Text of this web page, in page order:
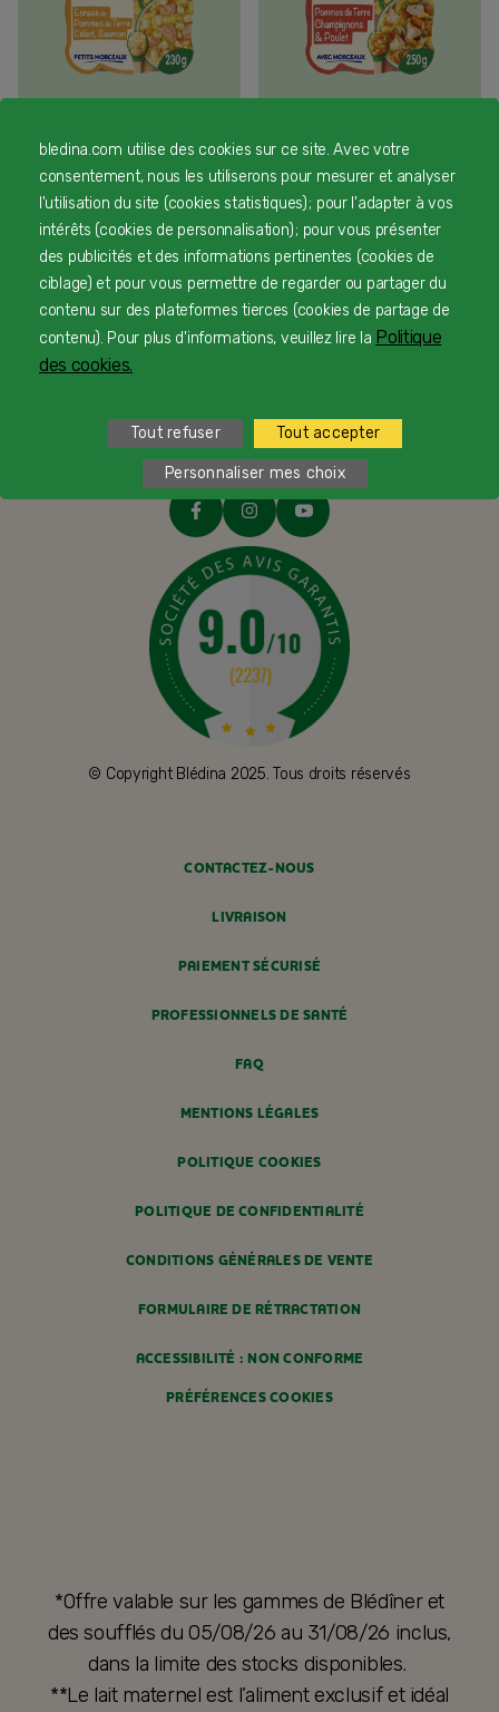
Pommes de terre, Céleri,
Saumon à la Scandinave -
Lot x9
19,00 €
pommes de terre,
champignons et poulet à
l'ancienne - Lot x9
19,17 €
« ‹ 1
© Copyright Blédina 2025. Tous droits réservés
CONTACTEZ-NOUS
LIVRAISON
PAIEMENT SÉCURISÉ
PROFESSIONNELS DE SANTÉ
FAQ
MENTIONS LÉGALES
POLITIQUE COOKIES
POLITIQUE DE CONFIDENTIALITÉ
CONDITIONS GÉNÉRALES DE VENTE
FORMULAIRE DE RÉTRACTATION
ACCESSIBILITÉ : NON CONFORME
PRÉFÉRENCES COOKIES
*Offre valable sur les gammes de Blédîner et
des soufflés du 05/08/26 au 31/08/26 inclus,
dans la limite des stocks disponibles.
**Le lait maternel est l’aliment exclusif et idéal
bledina.com utilise des cookies sur ce site. Avec votre
consentement, nous les utiliserons pour mesurer et analyser
l'utilisation du site (cookies statistiques) ; pour l'adapter à vos
intérêts (cookies de personnalisation) ; pour vous présenter
des publicités et des informations pertinentes (cookies de
ciblage) et pour vous permettre de regarder ou partager du
contenu sur des plateformes tierces (cookies de partage de
contenu). Pour plus d'informations, veuillez lire la Politique
des cookies.
Tout refuser Tout accepter
Personnaliser mes choix